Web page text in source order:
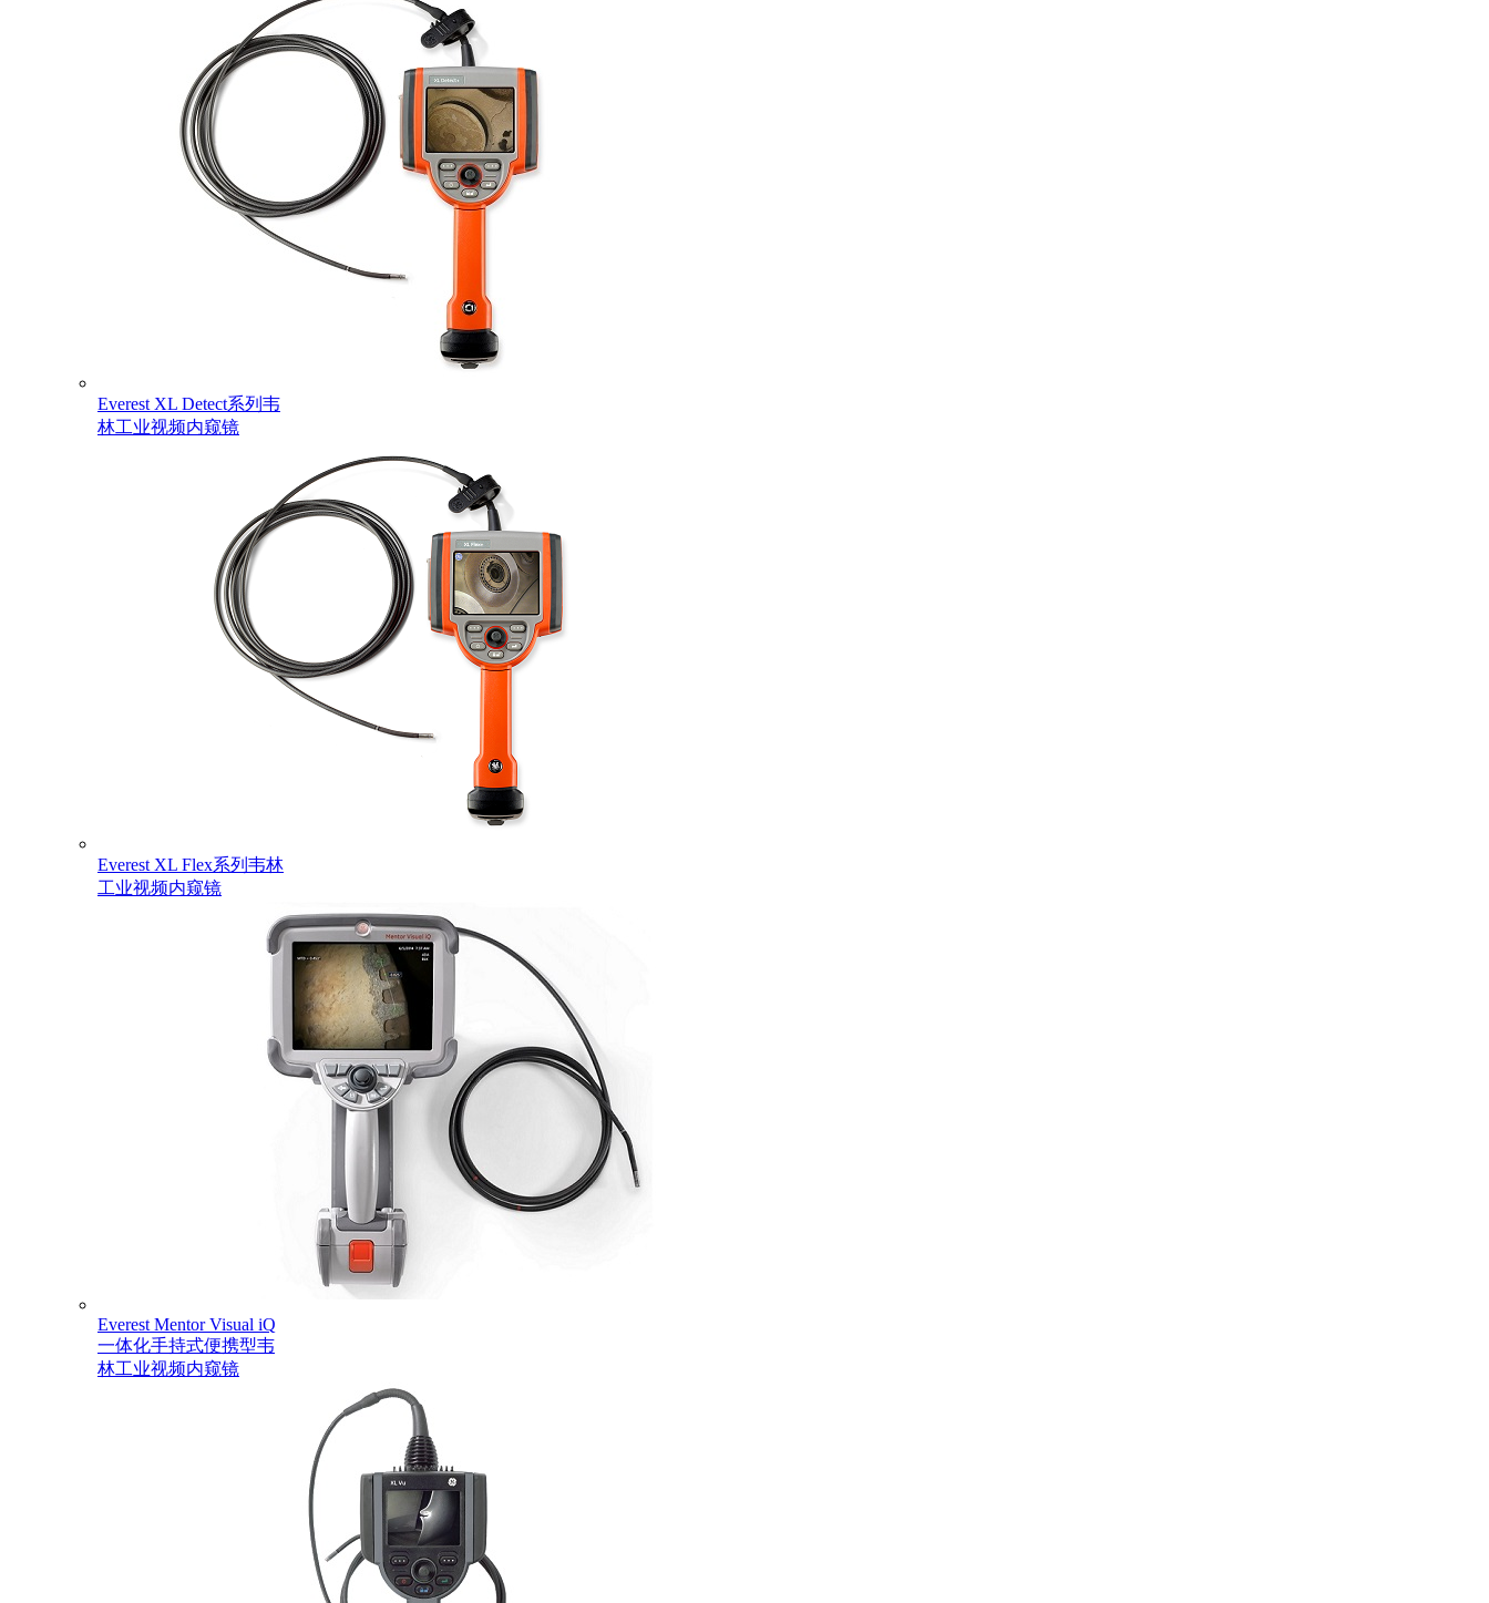
Everest XL Detect系列韦
林工业视频内窥镜
Everest XL Flex系列韦林
工业视频内窥镜
Everest Mentor Visual iQ
一体化手持式便携型韦
林工业视频内窥镜